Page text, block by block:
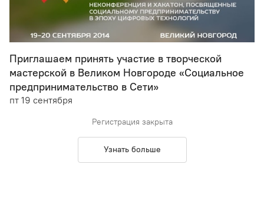
Приглашаем принять участие в творческой
мастерской в Великом Новгороде «Социальное
предпринимательство в Сети»
пт 19 сентября
Регистрация закрыта
Узнать больше